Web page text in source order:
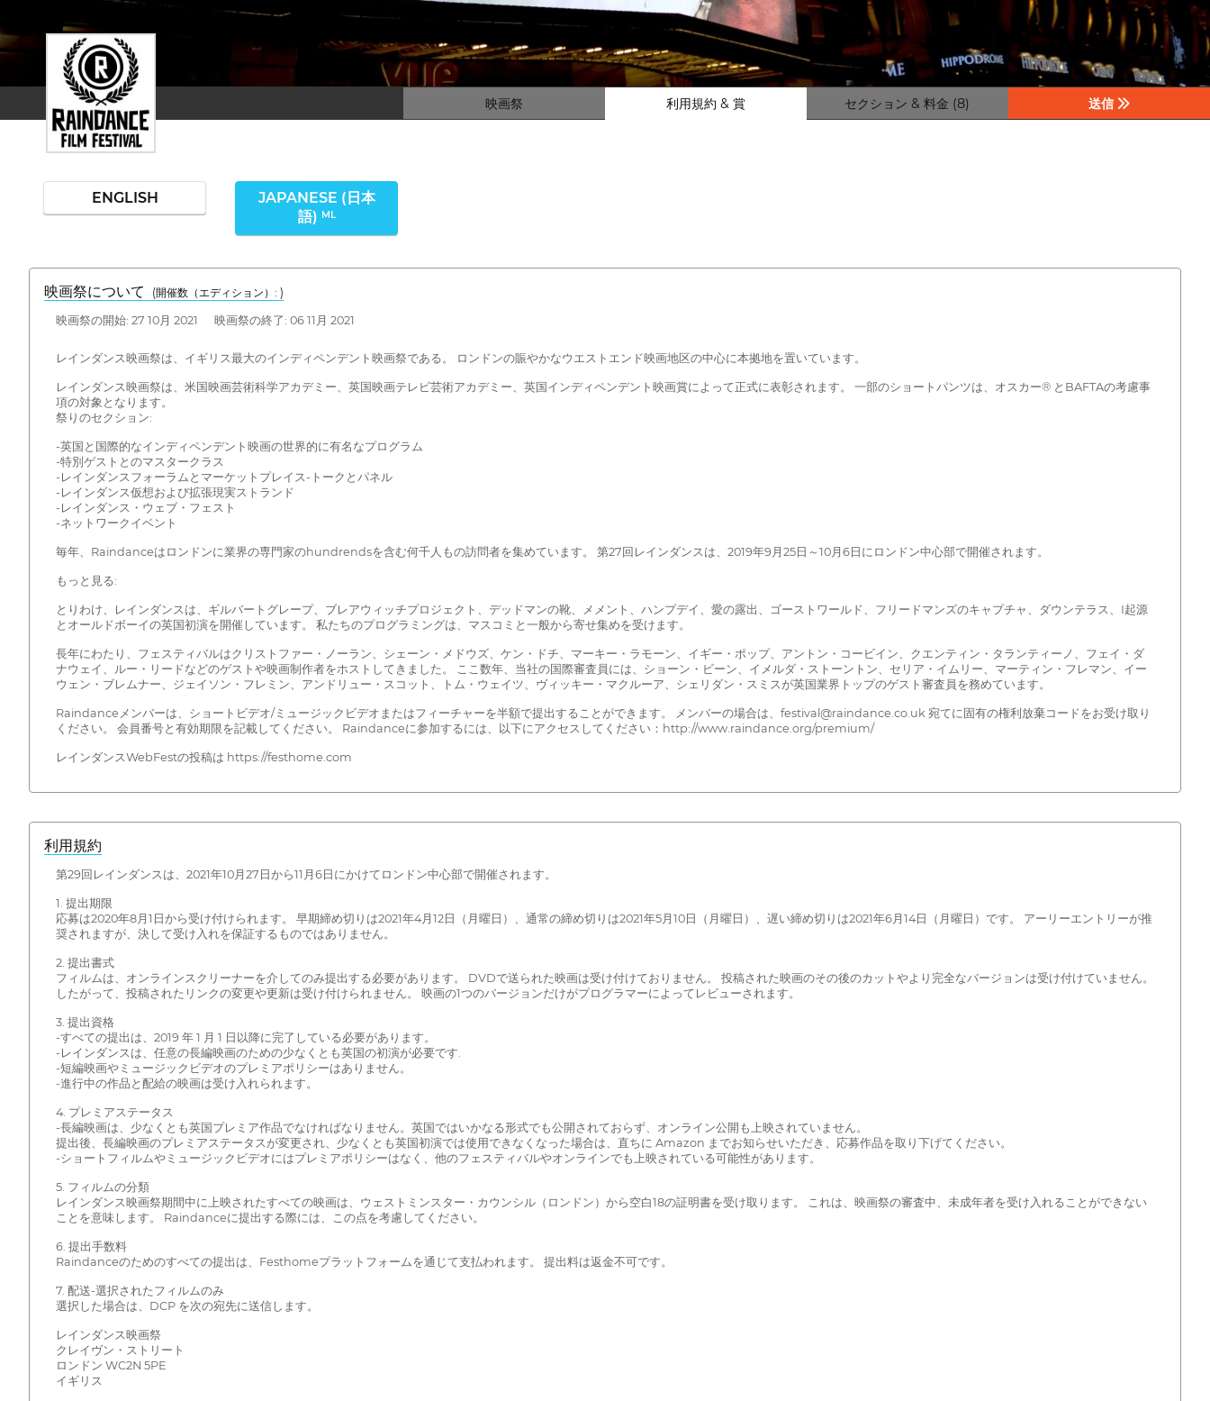
映画祭 利用規約 & 賞 セクション & 料金 (8) 送信
ENGLISH
JAPANESE (日本
語) ML
映画祭について (開催数（エディション）: )
映画祭の開始: 27 10月 2021 映画祭の終了: 06 11月 2021
レインダンス映画祭は、イギリス最大のインディペンデント映画祭である。 ロンドンの賑やかなウエストエンド映画地区の中心に本拠地を置いています。
レインダンス映画祭は、米国映画芸術科学アカデミー、英国映画テレビ芸術アカデミー、英国インディペンデント映画賞によって正式に表彰されます。 一部のショートパンツは、オスカー® とBAFTAの考慮事
項の対象となります。
祭りのセクション:
-英国と国際的なインディペンデント映画の世界的に有名なプログラム
-特別ゲストとのマスタークラス
-レインダンスフォーラムとマーケットプレイス-トークとパネル
-レインダンス仮想および拡張現実ストランド
-レインダンス・ウェブ・フェスト
-ネットワークイベント
毎年、Raindanceはロンドンに業界の専門家のhundrendsを含む何千人もの訪問者を集めています。 第27回レインダンスは、2019年9月25日～10月6日にロンドン中心部で開催されます。
もっと見る:
とりわけ、レインダンスは、ギルバートグレープ、ブレアウィッチプロジェクト、デッドマンの靴、メメント、ハンプデイ、愛の露出、ゴーストワールド、フリードマンズのキャプチャ、ダウンテラス、I起源
とオールドボーイの英国初演を開催しています。 私たちのプログラミングは、マスコミと一般から寄せ集めを受けます。
長年にわたり、フェスティバルはクリストファー・ノーラン、シェーン・メドウズ、ケン・ドチ、マーキー・ラモーン、イギー・ポップ、アントン・コービイン、クエンティン・タランティーノ、フェイ・ダ
ナウェイ、ルー・リードなどのゲストや映画制作者をホストしてきました。 ここ数年、当社の国際審査員には、ショーン・ビーン、イメルダ・ストーントン、セリア・イムリー、マーティン・フレマン、イー
ウェン・ブレムナー、ジェイソン・フレミン、アンドリュー・スコット、トム・ウェイツ、ヴィッキー・マクルーア、シェリダン・スミスが英国業界トップのゲスト審査員を務めています。
Raindanceメンバーは、ショートビデオ/ミュージックビデオまたはフィーチャーを半額で提出することができます。 メンバーの場合は、festival@raindance.co.uk 宛てに固有の権利放棄コードをお受け取り
ください。 会員番号と有効期限を記載してください。 Raindanceに参加するには、以下にアクセスしてください：http://www.raindance.org/premium/
レインダンスWebFestの投稿は https://festhome.com
利用規約
第29回レインダンスは、2021年10月27日から11月6日にかけてロンドン中心部で開催されます。
1. 提出期限
応募は2020年8月1日から受け付けられます。 早期締め切りは2021年4月12日（月曜日）、通常の締め切りは2021年5月10日（月曜日）、遅い締め切りは2021年6月14日（月曜日）です。 アーリーエントリーが推
奨されますが、決して受け入れを保証するものではありません。
2. 提出書式
フィルムは、オンラインスクリーナーを介してのみ提出する必要があります。 DVDで送られた映画は受け付けておりません。 投稿された映画のその後のカットやより完全なバージョンは受け付けていません。
したがって、投稿されたリンクの変更や更新は受け付けられません。 映画の1つのバージョンだけがプログラマーによってレビューされます。
3. 提出資格
-すべての提出は、2019 年 1 月 1 日以降に完了している必要があります。
-レインダンスは、任意の長編映画のための少なくとも英国の初演が必要です.
-短編映画やミュージックビデオのプレミアポリシーはありません。
-進行中の作品と配給の映画は受け入れられます。
4. プレミアステータス
-長編映画は、少なくとも英国プレミア作品でなければなりません。英国ではいかなる形式でも公開されておらず、オンライン公開も上映されていません。
提出後、長編映画のプレミアステータスが変更され、少なくとも英国初演では使用できなくなった場合は、直ちに Amazon までお知らせいただき、応募作品を取り下げてください。
-ショートフィルムやミュージックビデオにはプレミアポリシーはなく、他のフェスティバルやオンラインでも上映されている可能性があります。
5. フィルムの分類
レインダンス映画祭期間中に上映されたすべての映画は、ウェストミンスター・カウンシル（ロンドン）から空白18の証明書を受け取ります。 これは、映画祭の審査中、未成年者を受け入れることができない
ことを意味します。 Raindanceに提出する際には、この点を考慮してください。
6. 提出手数料
Raindanceのためのすべての提出は、Festhomeプラットフォームを通じて支払われます。 提出料は返金不可です。
7. 配送-選択されたフィルムのみ
選択した場合は、DCP を次の宛先に送信します。
レインダンス映画祭
クレイヴン・ストリート
ロンドン WC2N 5PE
イギリス